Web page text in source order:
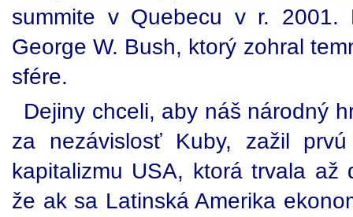
summite v Quebecu v r. 2001.
George W. Bush, ktorý zohral
sfére.
Dejiny chceli, aby náš národný
za nezávislosť Kuby, zažil
kapitalizmu USA, ktorá trvala
že ak sa Latinská Amerika